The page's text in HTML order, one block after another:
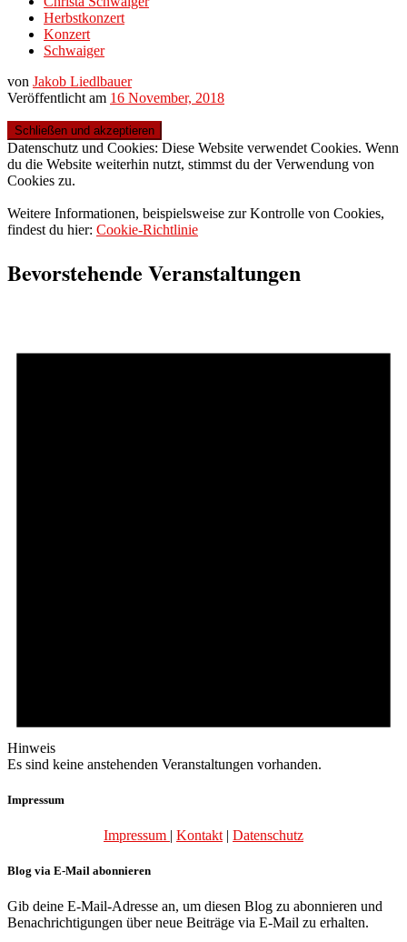
Herbstkonzert
Konzert
Schwaiger
von Jakob Liedlbauer
Veröffentlicht am 16 November, 2018
Datenschutz und Cookies: Diese Website verwendet Cookies. Wenn
du die Website weiterhin nutzt, stimmst du der Verwendung von
Cookies zu.
Weitere Informationen, beispielsweise zur Kontrolle von Cookies,
findest du hier: Cookie-Richtlinie
Bevorstehende Veranstaltungen
Hinweis
Es sind keine anstehenden Veranstaltungen vorhanden.
Impressum
Impressum | Kontakt | Datenschutz
Blog via E-Mail abonnieren
Gib deine E-Mail-Adresse an, um diesen Blog zu abonnieren und
Benachrichtigungen über neue Beiträge via E-Mail zu erhalten.